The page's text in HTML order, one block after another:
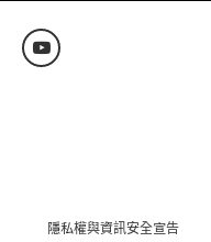
隱私權與資訊安全宣告